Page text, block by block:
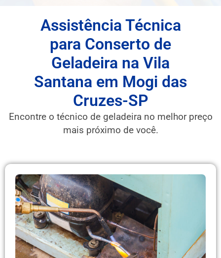
Assistência Técnica
para Conserto de
Geladeira na Vila
Santana em Mogi das
Cruzes-SP
Encontre o técnico de geladeira no melhor preço
mais próximo de você.